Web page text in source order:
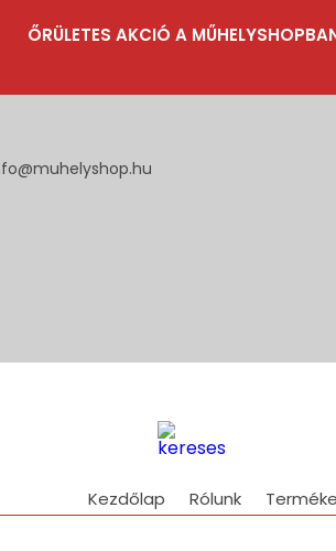
ŐRÜLETES AKCIÓ A
Kezdőlap
Rólunk